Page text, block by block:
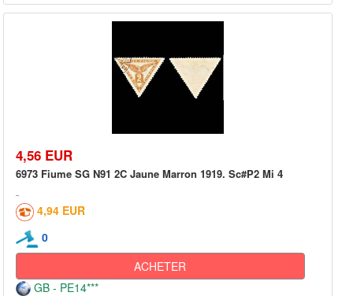
4,56 EUR
6973 Fiume SG N91 2C Jaune Marron 1919. Sc#P2 Mi 4
4,94 EUR
0
ACHETER
GB - PE14***